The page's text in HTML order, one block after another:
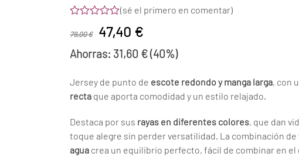
con
de
(sé el primero en comentar)
79,00€
El
precio
era:
47,40 €El
precio
es:
47,40 €.
Ahorras: 31,60 €(40%)
Jersey de punto de escote redondo y manga larga, con
recta que aporta comodidad y un estilo relajado.
Destaca por sus rayas en diferentes colores, que dan
toque alegre sin perder versatilidad. La combinación de
agua crea un equilibrio perfecto, fácil de combinar en el